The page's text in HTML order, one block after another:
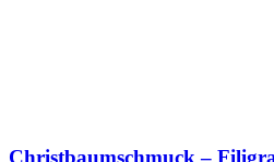
Christbaumschmuck –